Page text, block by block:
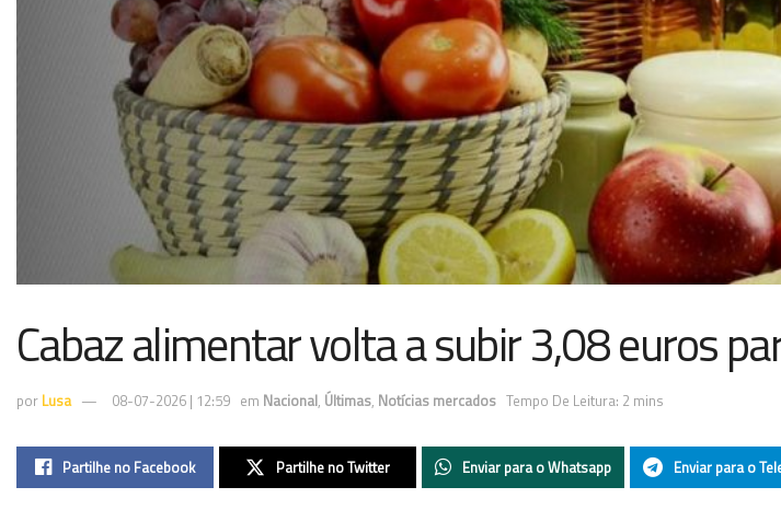
Cabaz alimentar volta a subir 3,08 euros
por Lusa 08-07-2026 | 12:59 em Nacional, Últimas, Notícias mercados Tempo De Leitura: 2 mins
Partilhe no Facebook Partilhe no Twitter Enviar para o Whatsapp Enviar para o